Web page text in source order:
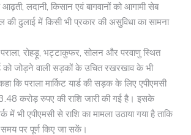
आढ़ती, लदानी, किसान एवं बागवानों को आगामी सेब
ढुलाई में किसी भी प्रकार की असुुविधा का सामना
पराला, रोहड़ू, भट्टाकुफर, सोलन और परवाणु स्थित
को जोड़ने वाली सड़कों के उचित रखरखाव के भी
कि पराला मार्किट यार्ड की सड़क के लिए एपीएमसी
करोड़ रुपए की राशि जारी की गई है। इसके
में भी एपीएमसी से राशि का मामला उठाया गया है ताकि
समय पर पूर्ण किए जा सकें।